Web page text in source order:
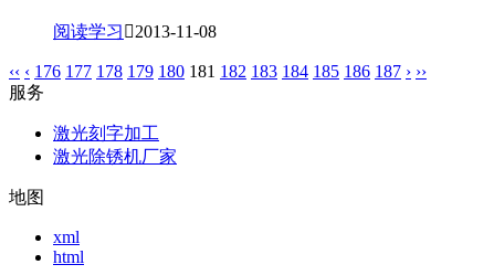
阅读学习 2013-11-08
‹‹ ‹ 176 177 178 179 180 181 182 183 184 185 186 187 › ››
服务
激光刻字加工
激光除锈机厂家
地图
xml
html